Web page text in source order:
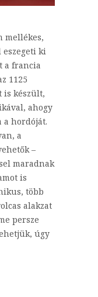
mellékes,
eszegeti ki
a francia
1125
is készült,
ahogy
a hordóját.
a
–
maradnak
is
több
alakzat
persze
úgy